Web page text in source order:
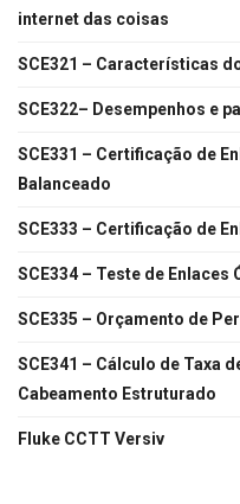
internet das coisas
SCE321 – Características
SCE322– Desempenhos e
SCE331 – Certificação de
Balanceado
SCE333 – Certificação de
SCE334 – Teste de Enlaces
SCE335 – Orçamento de
SCE341 – Cálculo de Taxa
Cabeamento Estruturado
Fluke CCTT Versiv